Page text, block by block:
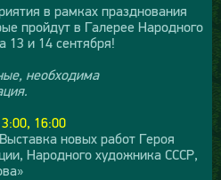
в рамках празднования
пройдут в Галерее Народного
и 14 сентября!
необходима
16:00
новых работ Героя
Народного художника СССР,